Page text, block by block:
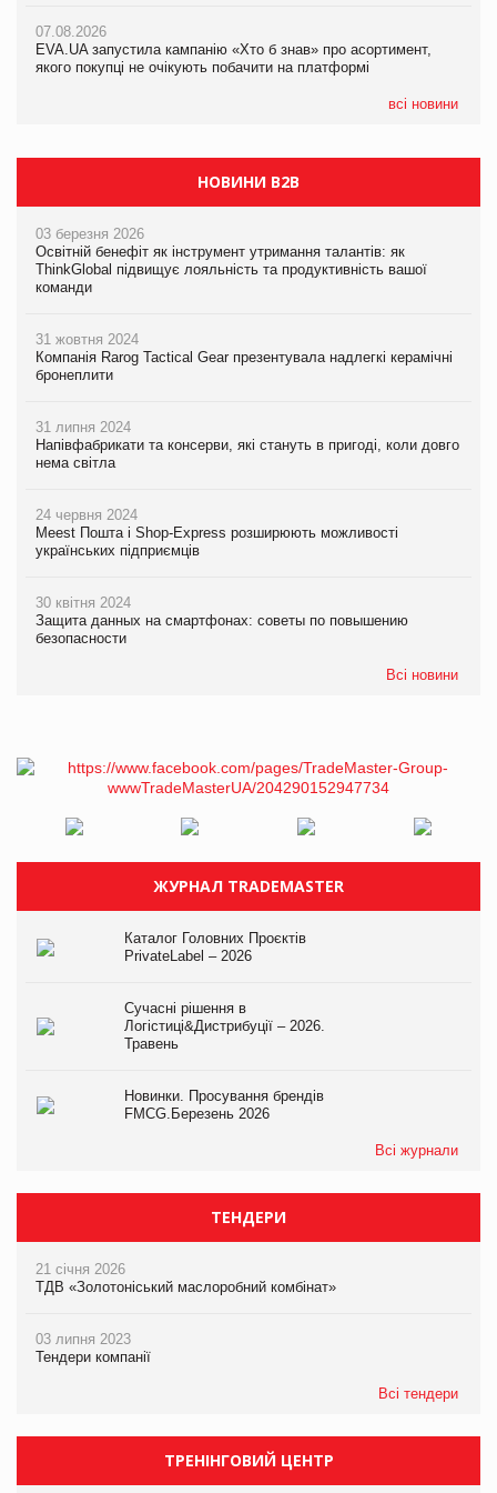
07.08.2026
EVA.UA запустила кампанію «Хто б знав» про асортимент,
якого покупці не очікують побачити на платформі
всі новини
07.08.2026
EVA.UA запустила кампанію «Хто б знав» про асортимент,
якого покупці не очікують побачити на платформі
НОВИНИ B2B
03 березня 2026
Освітній бенефіт як інструмент утримання талантів: як
ThinkGlobal підвищує лояльність та продуктивність вашої
команди
31 жовтня 2024
Компанія Rarog Tactical Gear презентувала надлегкі керамічні
бронеплити
31 липня 2024
Напівфабрикати та консерви, які стануть в пригоді, коли довго
нема світла
24 червня 2024
Meest Пошта і Shop-Express розширюють можливості
українських підприємців
30 квітня 2024
Защита данных на смартфонах: советы по повышению
безопасности
Всі новини
ЖУРНАЛ TRADEMASTER
Каталог Головних Проєктів
PrivateLabel – 2026
Сучасні рішення в
Логістиці&Дистрибуції – 2026.
Травень
Новинки. Просування брендів
FMCG.Березень 2026
Всі журнали
ТЕНДЕРИ
21 січня 2026
ТДВ «Золотоніський маслоробний комбінат»
03 липня 2023
Тендери компанії
Всі тендери
ТРЕНІНГОВИЙ ЦЕНТР